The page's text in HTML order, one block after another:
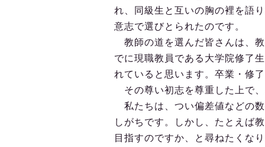
れ、同級生と互いの胸の裡を語
意志で選びとられたのです。
教師の道を選んだ皆さんは、
でに現職教員である大学院修了
れていると思います。卒業・修
その尊い初志を尊重した上で、
私たちは、つい偏差値などの
しがちです。しかし、たとえば
目指すのですか、と尋ねたくなり